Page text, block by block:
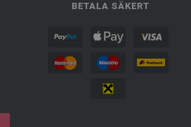
BETALA SÄKERT